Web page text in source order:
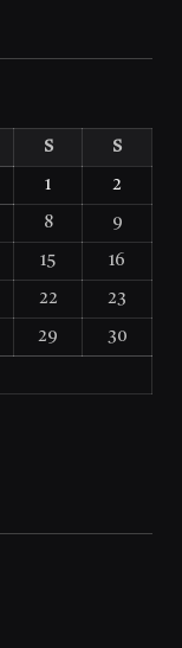
S S
1 2
8 9
15 16
22 23
29 30